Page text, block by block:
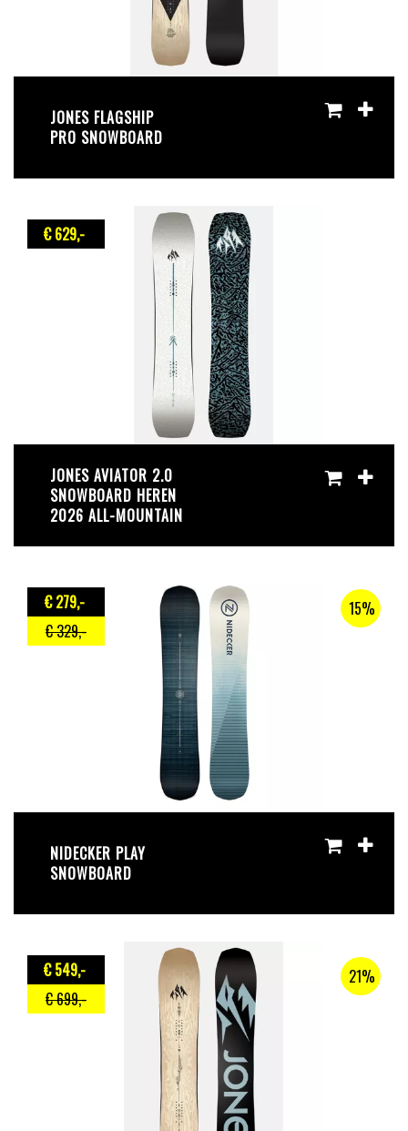
JONES FLAGSHIP
PRO SNOWBOARD
€ 629,-
JONES AVIATOR 2.0
SNOWBOARD HEREN
2026 ALL-MOUNTAIN
€ 279,-
€ 329,-
15%
NIDECKER PLAY
SNOWBOARD
€ 549,-
€ 699,-
21%